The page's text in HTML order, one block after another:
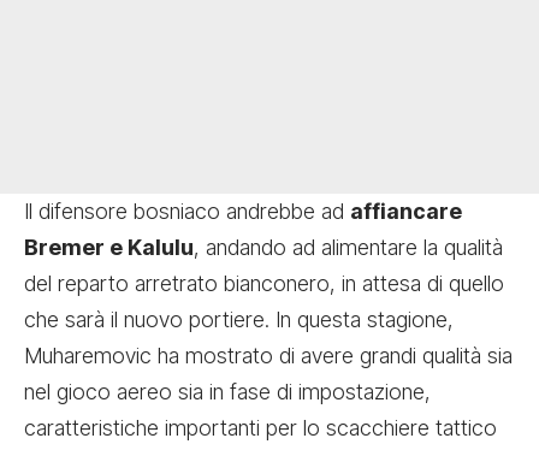
Il difensore bosniaco andrebbe ad affiancare
Bremer e Kalulu, andando ad alimentare la qualità
del reparto arretrato bianconero, in attesa di quello
che sarà il nuovo portiere. In questa stagione,
Muharemovic ha mostrato di avere grandi qualità sia
nel gioco aereo sia in fase di impostazione,
caratteristiche importanti per lo scacchiere tattico